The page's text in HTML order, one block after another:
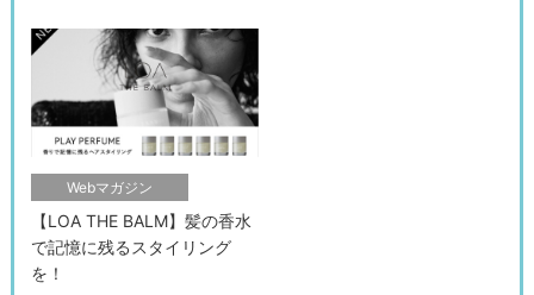
Webマガジン
【LOA THE BALM】髪の香水
で記憶に残るスタイリング
を！